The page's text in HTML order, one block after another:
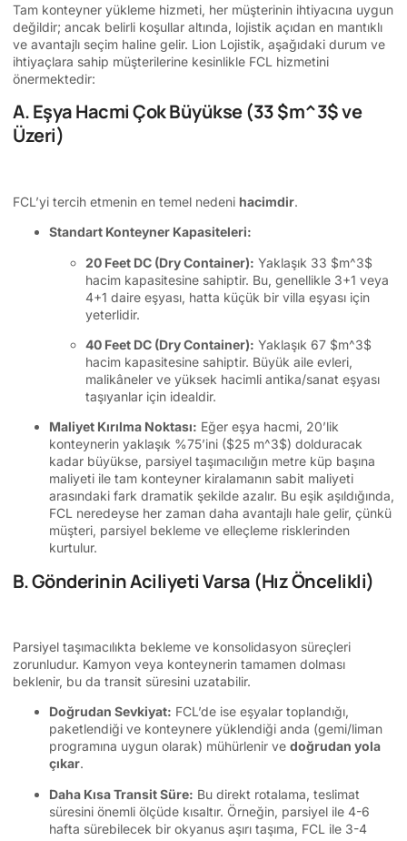
Tam konteyner yükleme hizmeti, her müşterinin ihtiyacına uygun
değildir; ancak belirli koşullar altında, lojistik açıdan en mantıklı
ve avantajlı seçim haline gelir. Lion Lojistik, aşağıdaki durum ve
ihtiyaçlara sahip müşterilerine kesinlikle FCL hizmetini
önermektedir:
A. Eşya Hacmi Çok Büyükse (33$m^3$ve
Üzeri)
FCL’yi tercih etmenin en temel nedeni hacimdir.
Standart Konteyner Kapasiteleri:
20 Feet DC (Dry Container): Yaklaşık 33 $m^3$
hacim kapasitesine sahiptir. Bu, genellikle 3+1 veya
4+1 daire eşyası, hatta küçük bir villa eşyası için
yeterlidir.
40 Feet DC (Dry Container): Yaklaşık 67 $m^3$
hacim kapasitesine sahiptir. Büyük aile evleri,
malikâneler ve yüksek hacimli antika/sanat eşyası
taşıyanlar için idealdir.
Maliyet Kırılma Noktası: Eğer eşya hacmi, 20’lik
konteynerin yaklaşık %75’ini ($25 m^3$) dolduracak
kadar büyükse, parsiyel taşımacılığın metre küp başına
maliyeti ile tam konteyner kiralamanın sabit maliyeti
arasındaki fark dramatik şekilde azalır. Bu eşik aşıldığında,
FCL neredeyse her zaman daha avantajlı hale gelir, çünkü
müşteri, parsiyel bekleme ve elleçleme risklerinden
kurtulur.
B. Gönderinin Aciliyeti Varsa (Hız Öncelikli)
Parsiyel taşımacılıkta bekleme ve konsolidasyon süreçleri
zorunludur. Kamyon veya konteynerin tamamen dolması
beklenir, bu da transit süresini uzatabilir.
Doğrudan Sevkiyat: FCL’de ise eşyalar toplandığı,
paketlendiği ve konteynere yüklendiği anda (gemi/liman
programına uygun olarak) mühürlenir ve doğrudan yola
çıkar.
Daha Kısa Transit Süre: Bu direkt rotalama, teslimat
süresini önemli ölçüde kısaltır. Örneğin, parsiyel ile 4-6
hafta sürebilecek bir okyanus aşırı taşıma, FCL ile 3-4